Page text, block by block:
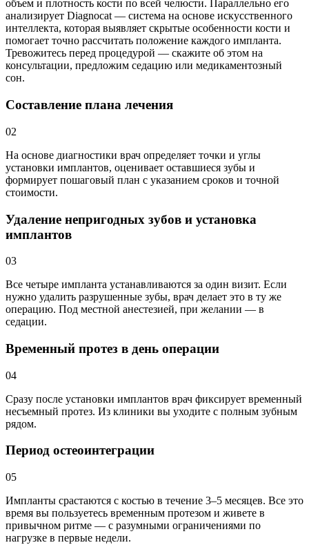
объем и плотность кости по всей челюсти. Параллельно его
анализирует Diagnocat — система на основе искусственного
интеллекта, которая выявляет скрытые особенности кости и
помогает точно рассчитать положение каждого импланта.
Тревожитесь перед процедурой — скажите об этом на
консультации, предложим седацию или медикаментозный
сон.
Составление плана лечения
02
На основе диагностики врач определяет точки и углы
установки имплантов, оценивает оставшиеся зубы и
формирует пошаговый план с указанием сроков и точной
стоимости.
Удаление непригодных зубов и установка
имплантов
03
Все четыре импланта устанавливаются за один визит. Если
нужно удалить разрушенные зубы, врач делает это в ту же
операцию. Под местной анестезией, при желании — в
седации.
Временный протез в день операции
04
Сразу после установки имплантов врач фиксирует временный
несъемный протез. Из клиники вы уходите с полным зубным
рядом.
Период остеоинтеграции
05
Импланты срастаются с костью в течение 3–5 месяцев. Все это
время вы пользуетесь временным протезом и живете в
привычном ритме — с разумными ограничениями по
нагрузке в первые недели.